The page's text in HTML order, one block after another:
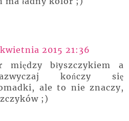
2015 21:36
błyszczykiem a
kończy się
ale to nie znaczy,
;)